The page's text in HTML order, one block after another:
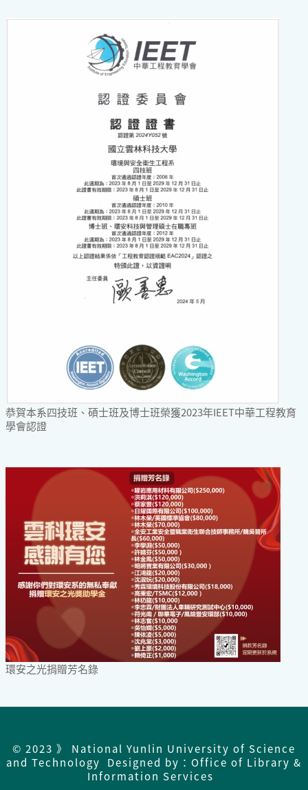
恭賀本系四技班、碩士班及博士班榮獲2023年IEET中華工程教育
學會認證
環安之光捐贈芳名錄
© 2023 》 National Yunlin University of Science
and Technology Designed by：Office of Library &
Information Services